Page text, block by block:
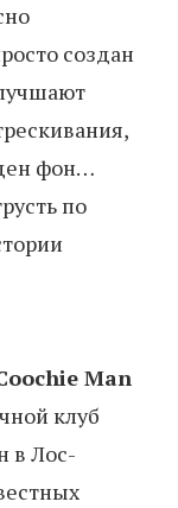
создан
фон…
по
Man
клуб
в Лос-